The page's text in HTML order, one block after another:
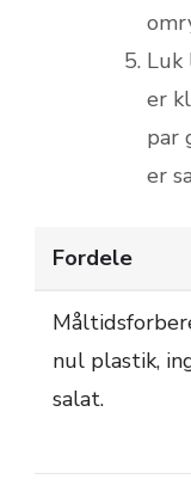
Luk
er
par
er
Fordele
nul plastik,
salat.